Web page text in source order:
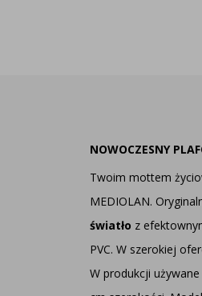
NOWOCZESNY
Twoim mottem
MEDIOLAN.
światło z
PVC. W szerokiej
W produkcji